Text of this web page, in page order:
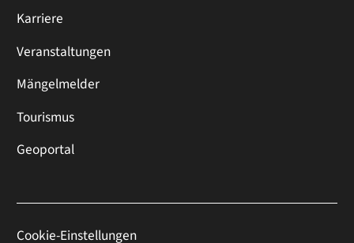
Karriere
Veranstaltungen
Mängelmelder
Tourismus
Geoportal
Cookie-Einstellungen